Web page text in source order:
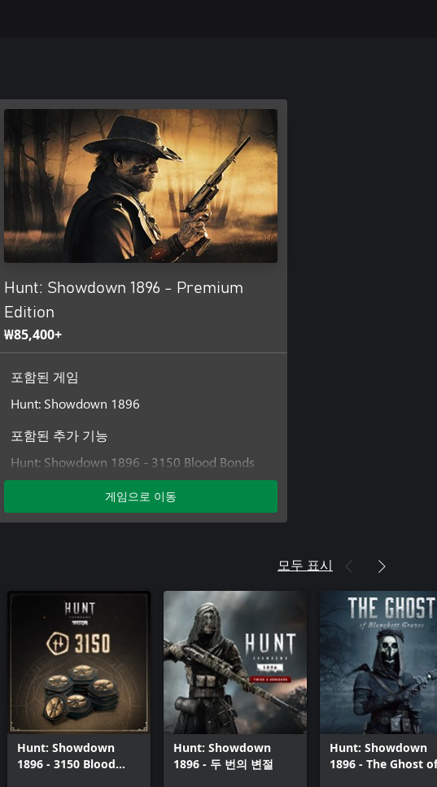
Hunt: Showdown 1896 - Premium
Edition
₩85,400+
포함된 게임
Hunt: Showdown 1896
포함된 추가 기능
Hunt: Showdown 1896 - 3150 Blood Bonds
Hunt: Showdown 1896 - Fear the Reaper
Hunt: Showdown 1896 - Meridian Turncoat
Hunt: Showdown 1896 - Double or Nothing
Hunt: Showdown 1896 - The Prodigal
Daughter
Hunt: Showdown 1896 - The Trick Shooter
게임으로 이동
모두 표시
Hunt: Showdown
1896 - 3150 Blood
Hunt: Showdown
1896 - 두 번의 변절
Hunt: Showdown
1896 - The Ghost of